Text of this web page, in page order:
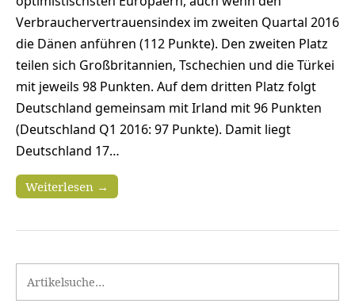
Verbrauchervertrauensindex im zweiten Quartal 2016
die Dänen anführen (112 Punkte). Den zweiten Platz
teilen sich Großbritannien, Tschechien und die Türkei
mit jeweils 98 Punkten. Auf dem dritten Platz folgt
Deutschland gemeinsam mit Irland mit 96 Punkten
(Deutschland Q1 2016: 97 Punkte). Damit liegt
Deutschland 17…
Weiterlesen →